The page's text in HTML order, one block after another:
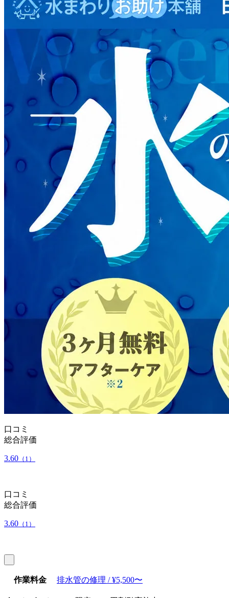
口コミ
総合評価
3.60 （1）
口コミ
総合評価
3.60 （1）
作業料金 排水管の修理 / ¥5,500〜